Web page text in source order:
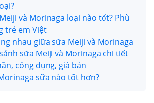
và Morinaga loại nào tốt? Phù
trẻ em Việt
nhau giữa sữa Meiji và Morinaga
sữa Meiji và Morinaga chi tiết
công dụng, giá bán
sữa nào tốt hơn?